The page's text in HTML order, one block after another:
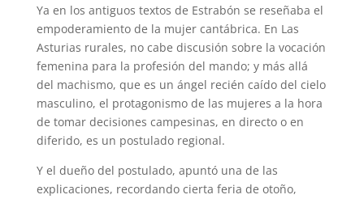
Ya en los antiguos textos de Estrabón se reseñaba el
empoderamiento de la mujer cantábrica. En Las
Asturias rurales, no cabe discusión sobre la vocación
femenina para la profesión del mando; y más allá
del machismo, que es un ángel recién caído del cielo
masculino, el protagonismo de las mujeres a la hora
de tomar decisiones campesinas, en directo o en
diferido, es un postulado regional.
Y el dueño del postulado, apuntó una de las
explicaciones, recordando cierta feria de otoño,